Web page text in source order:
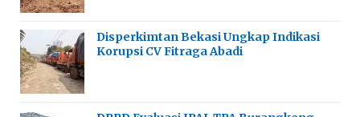
Disperkimtan Bekasi Ungkap Indikasi
Korupsi CV Fitraga Abadi